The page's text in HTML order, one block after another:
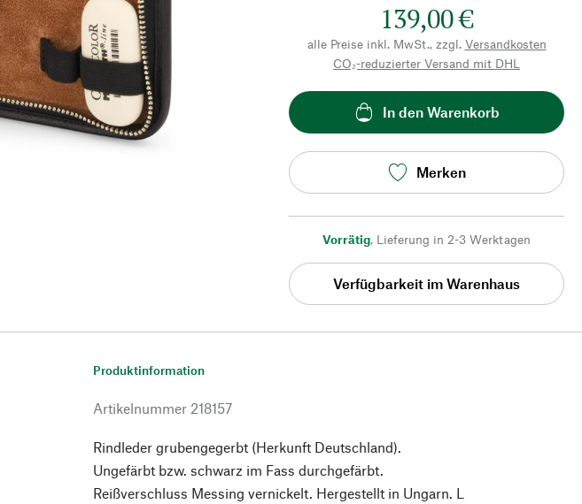
139,00 €
alle Preise inkl. MwSt., zzgl. Versandkosten
CO₂-reduzierter Versand mit DHL
In den Warenkorb
Merken
Vorrätig, Lieferung in 2-3 Werktagen
Verfügbarkeit im Warenhaus
Produktinformation
Artikelnummer 218157
Rindleder grubengegerbt (Herkunft Deutschland).
Ungefärbt bzw. schwarz im Fass durchgefärbt.
Reißverschluss Messing vernickelt. Hergestellt in Ungarn. L